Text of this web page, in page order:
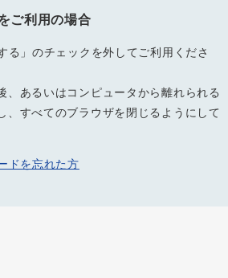
ご利用の場合
る」のチェックを外してご利用くださ
、あるいはコンピュータから離れられる
、すべてのブラウザを閉じるようにして
ドを忘れた方